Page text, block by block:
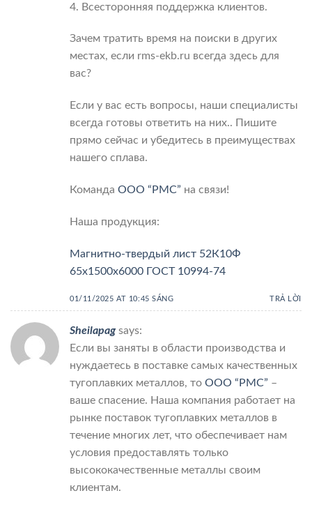
4. Всесторонняя поддержка клиентов.
Зачем тратить время на поиски в других
местах, если rms-ekb.ru всегда здесь для
вас?
Если у вас есть вопросы, наши специалисты
всегда готовы ответить на них.. Пишите
прямо сейчас и убедитесь в преимуществах
нашего сплава.
Команда ООО “РМС” на связи!
Наша продукция:
Магнитно-твердый лист 52К10Ф
65x1500x6000 ГОСТ 10994-74
01/11/2025 AT 10:45 SÁNG TRẢ LỜI
Sheilapag says:
Если вы заняты в области производства и
нуждаетесь в поставке самых качественных
тугоплавких металлов, то ООО “РМС” –
ваше спасение. Наша компания работает на
рынке поставок тугоплавких металлов в
течение многих лет, что обеспечивает нам
условия предоставлять только
высококачественные металлы своим
клиентам.